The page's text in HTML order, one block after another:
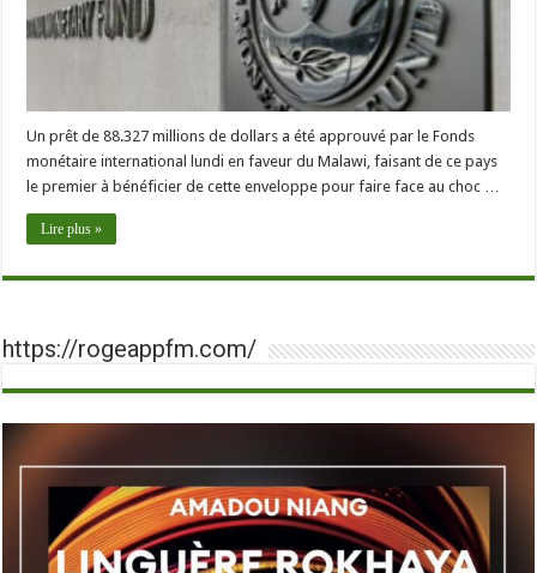
Un prêt de 88.327 millions de dollars a été approuvé par le Fonds
monétaire international lundi en faveur du Malawi, faisant de ce pays
le premier à bénéficier de cette enveloppe pour faire face au choc …
Lire plus »
https://rogeappfm.com/